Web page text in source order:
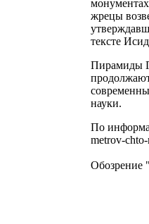
жрецы
тексте
Пирамиды
науки.
По
metrov-
Обозрение